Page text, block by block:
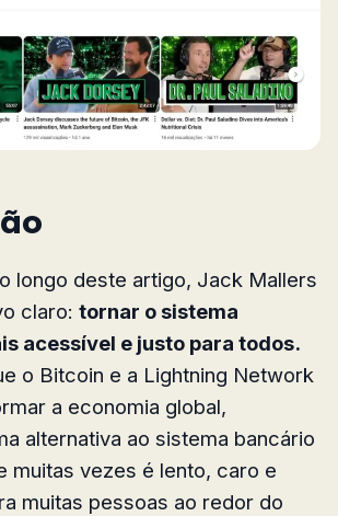
longo deste artigo, Jack Mallers
claro: tornar o sistema
acessível e justo para todos.
o Bitcoin e a Lightning Network
a economia global,
alternativa ao sistema bancário
muitas vezes é lento, caro e
muitas pessoas ao redor do